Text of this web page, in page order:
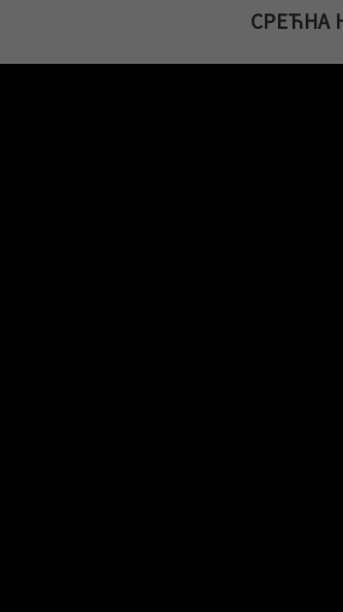
СРЕЋНА